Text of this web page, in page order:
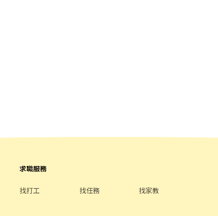
待這樣的你】 如果你符合以下特質，相信會很適合加入我們： * 具
本攝影或短影音拍攝能力 比起經驗，我們更重視你的態度與學習意
也需要與不同的客人互動。 如果你不適合久站、害怕與人交流、缺
乏耐心、不喜歡持續學習，或對茶文化沒有興趣，建議先評估是否
求職服務
找打工 找任務 找家教